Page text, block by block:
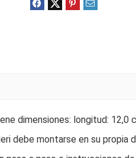
dimensiones: longitud: 12,0
debe montarse en su propia